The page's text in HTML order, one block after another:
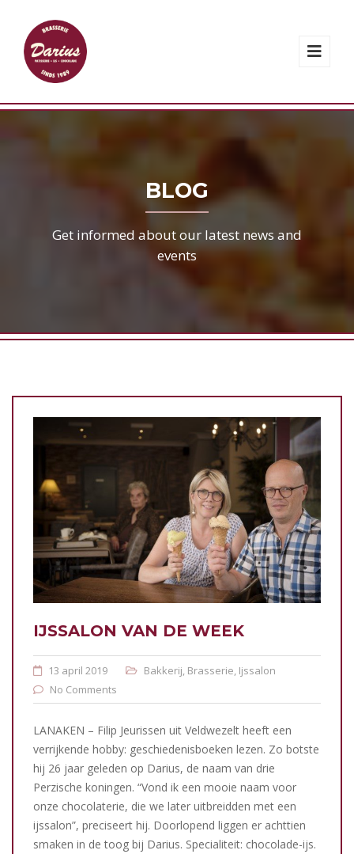
BLOG
Get informed about our latest news and
events
IJSSALON VAN DE WEEK
13 april 2019 Bakkerij, Brasserie, Ijssalon
No Comments
LANAKEN – Filip Jeurissen uit Veldwezelt heeft een
verrijkende hobby: geschiedenisboeken lezen. Zo botste
hij 26 jaar geleden op Darius, de naam van drie
Perzische koningen. “Vond ik een mooie naam voor
onze chocolaterie, die we later uitbreidden met een
ijssalon”, preciseert hij. Doorlopend liggen er achttien
smaken in de toog bij Darius. Specialiteit: chocolade-ijs.